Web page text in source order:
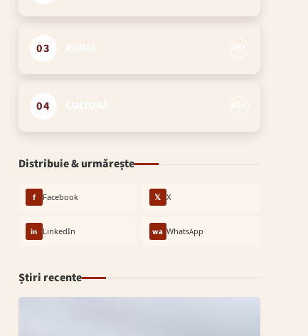
03
04
Distribuie & urmărește
f Facebook 𝕏 X
in LinkedIn wa WhatsApp
Știri recente